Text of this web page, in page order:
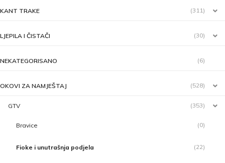
KANT TRAKE (311)
LJEPILA I ČISTAČI (30)
NEKATEGORISANO (6)
OKOVI ZA NAMJEŠTAJ (528)
GTV (353)
Bravice (0)
Fioke i unutrašnja podjela (22)